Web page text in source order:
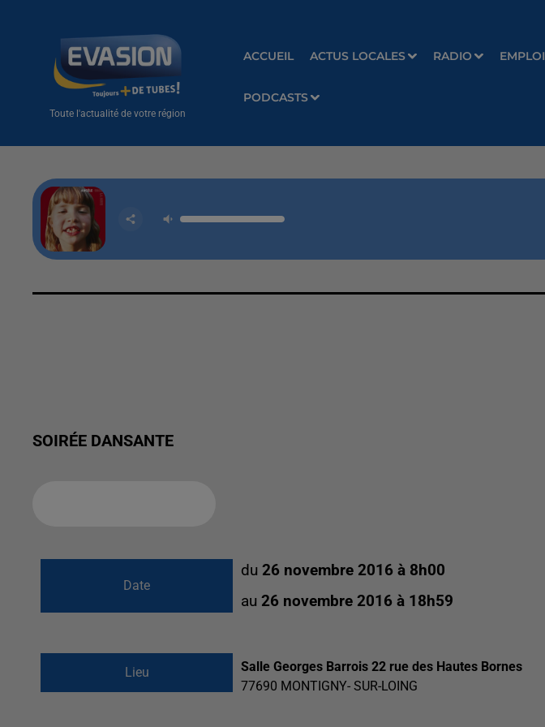
Toute l'actualité de votre région
ACCUEIL ACTUS LOCALES RADIO EMPLOI
PODCASTS
SOIRÉE DANSANTE
Date
du26 novembre 2016 à 8h00
au26 novembre 2016 à 18h59
Lieu
Salle Georges Barrois 22 rue des Hautes Bornes
77690 MONTIGNY- SUR-LOING